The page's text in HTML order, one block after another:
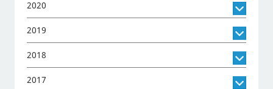
2020
2019
2018
2017